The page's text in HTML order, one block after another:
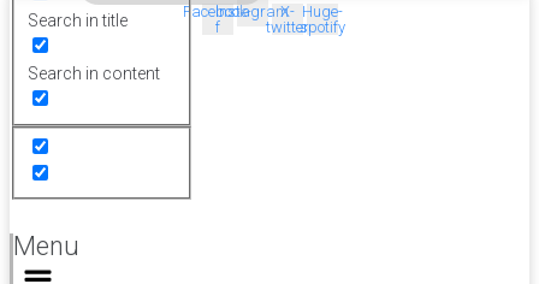
Search in title
Search in content
Facebook-
f
InstagramX-
twitter
Huge-
spotify
Menu